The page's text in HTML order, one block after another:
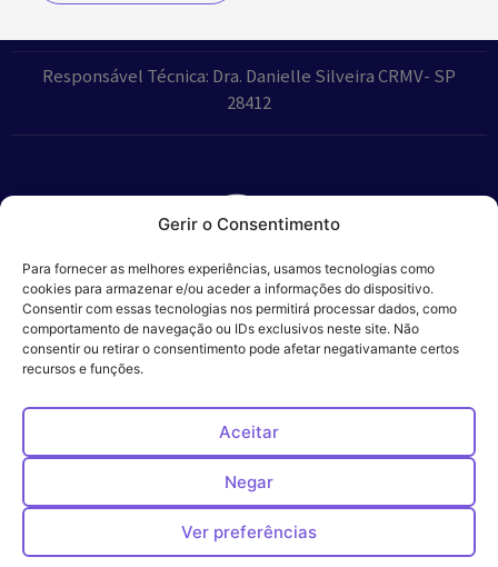
Gerir o Consentimento
Para fornecer as melhores experiências, usamos tecnologias como
cookies para armazenar e/ou aceder a informações do dispositivo.
Consentir com essas tecnologias nos permitirá processar dados, como
comportamento de navegação ou IDs exclusivos neste site. Não
consentir ou retirar o consentimento pode afetar negativamante certos
recursos e funções.
Aceitar
Negar
Ver preferências
Responsável Técnica: Dra. Danielle Silveira CRMV- SP
28412
Parceiros:
Veros – Hospital
Ética